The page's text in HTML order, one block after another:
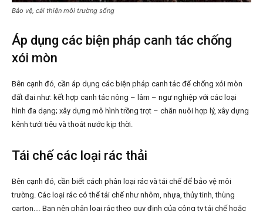
Bảo vệ, cải thiện môi trường sống
Áp dụng các biện pháp canh tác chống
xói mòn
Bên cạnh đó, cần áp dụng các biện pháp canh tác để chống xói mòn
đất đai như: kết hợp canh tác nông – lâm – ngư nghiệp với các loại
hình đa dạng; xây dựng mô hình trồng trọt – chăn nuôi hợp lý, xây dựng
kênh tưới tiêu và thoát nước kịp thời.
Tái chế các loại rác thải
Bên cạnh đó, cần biết cách phân loại rác và tái chế để bảo vệ môi
trường. Các loại rác có thể tái chế như nhôm, nhựa, thủy tinh, thùng
carton,… Bạn nên phân loại rác theo quy định của công ty tái chế hoặc